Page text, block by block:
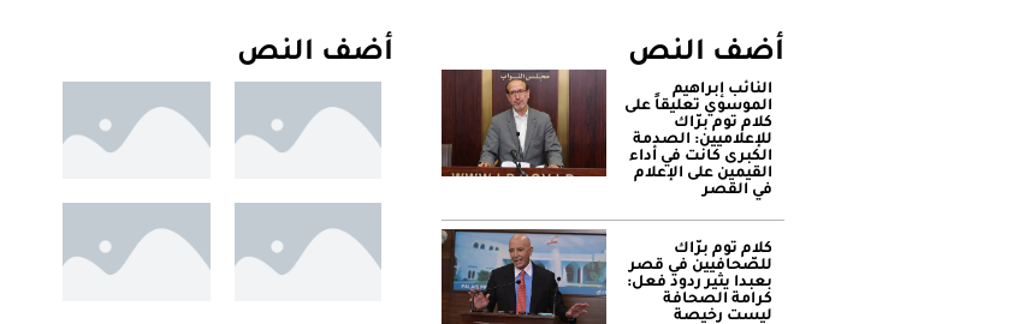
أضف النص
النائب إبراهيم
الموسوي تعليقاً على
كلام توم برّاك
للإعلاميين: الصدمة
الكبرى كانت في أداء
القيمين على ‏الإعلام
في القصر
كلام توم برّاك
للصّحافيين في قصر
بعبدا يثير ردود فعل:
كرامة الصحافة
ليست رخيصة
أضف النص